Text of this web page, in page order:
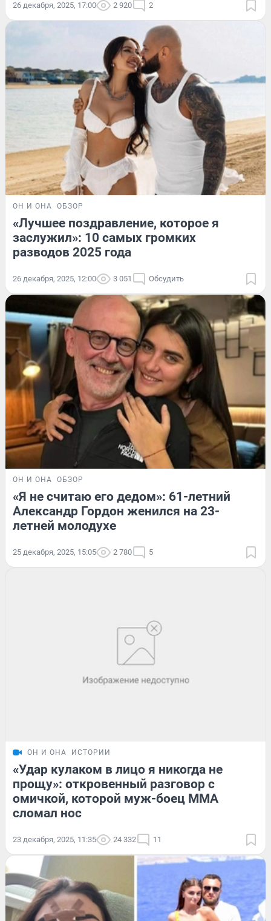
26 декабря, 2025, 17:00 2 920 2
ОН И ОНА ОБЗОР
«Лучшее поздравление, которое я
заслужил»: 10 самых громких
разводов 2025 года
26 декабря, 2025, 12:00 3 051 Обсудить
ОН И ОНА ОБЗОР
«Я не считаю его дедом»: 61-летний
Александр Гордон женился на 23-
летней молодухе
25 декабря, 2025, 15:05 2 780 5
ОН И ОНА ИСТОРИИ
«Удар кулаком в лицо я никогда не
прощу»: откровенный разговор с
омичкой, которой муж-боец ММА
сломал нос
23 декабря, 2025, 11:35 24 332 11